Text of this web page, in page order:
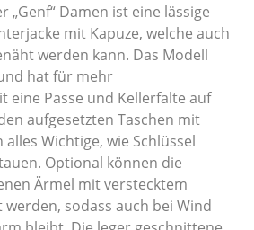
„Genf“ Damen ist eine lässige
mit Kapuze, welche auch
werden kann. Das Modell
hat für mehr
eine Passe und Kellerfalte auf
aufgesetzten Taschen mit
alles Wichtige, wie Schlüssel
Optional können die
Ärmel mit verstecktem
sodass auch bei Wind